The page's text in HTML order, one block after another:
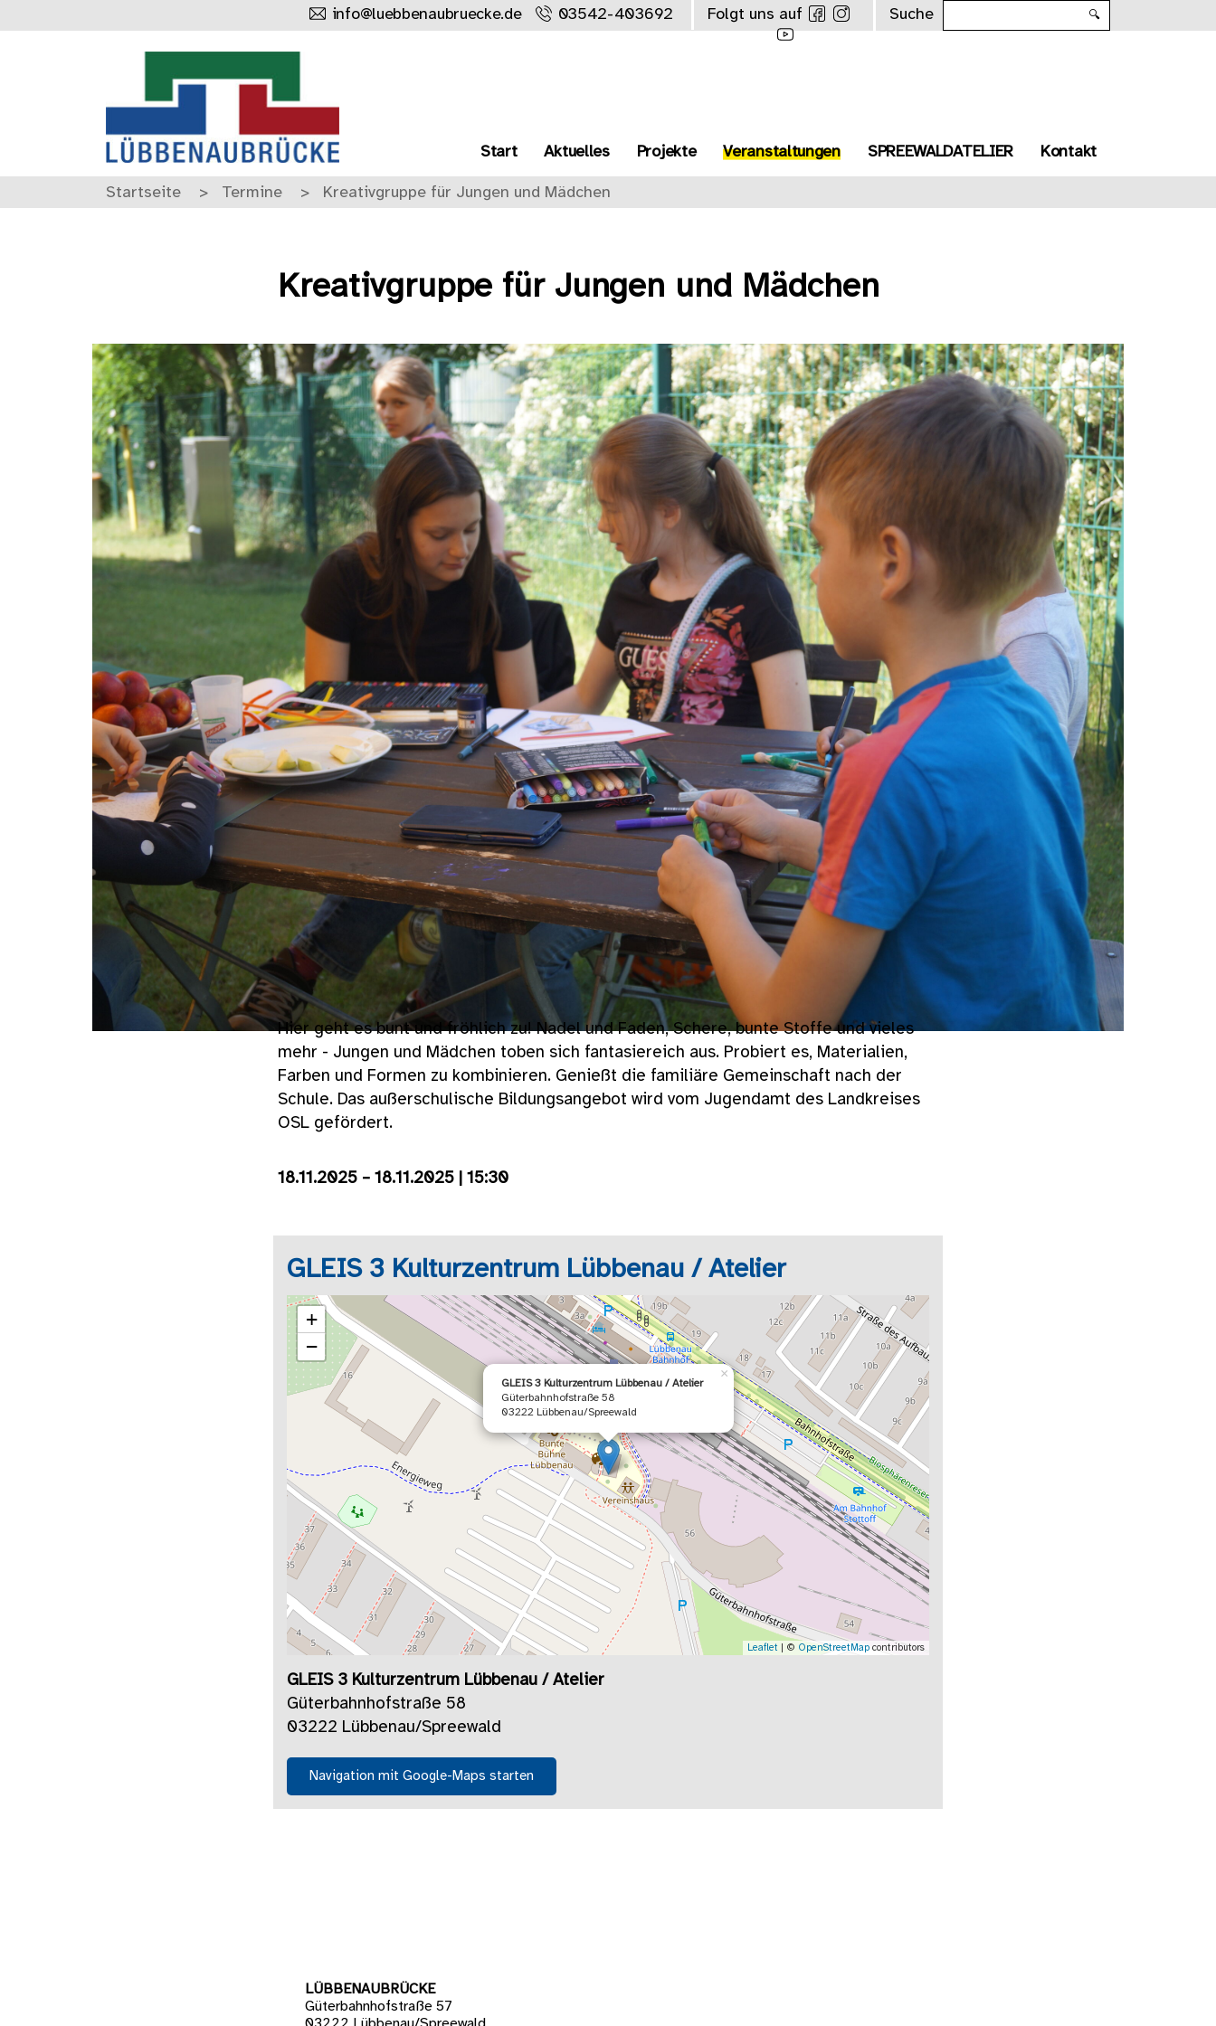
info@luebbenaubruecke.de 03542-403692 Folgt uns auf Suche 🔍
Start Aktuelles Projekte Veranstaltungen SPREEWALDATELIER Kontakt
Startseite Termine Kreativgruppe für Jungen und Mädchen
Kreativgruppe für Jungen und Mädchen
Hier geht es bunt und fröhlich zu! Nadel und Faden, Schere, bunte Stoffe und vieles
mehr - Jungen und Mädchen toben sich fantasiereich aus. Probiert es, Materialien,
Farben und Formen zu kombinieren. Genießt die familiäre Gemeinschaft nach der
Schule. Das außerschulische Bildungsangebot wird vom Jugendamt des Landkreises
OSL gefördert.
18.11.2025 – 18.11.2025 | 15:30
GLEIS 3 Kulturzentrum Lübbenau / Atelier
GLEIS 3 Kulturzentrum Lübbenau / Atelier
Güterbahnhofstraße 58
03222 Lübbenau/Spreewald
×
+
−
Leaflet | © OpenStreetMap contributors
GLEIS 3 Kulturzentrum Lübbenau / Atelier
Güterbahnhofstraße 58
03222 Lübbenau/Spreewald
Navigation mit Google-Maps starten
LÜBBENAUBRÜCKE
Güterbahnhofstraße 57